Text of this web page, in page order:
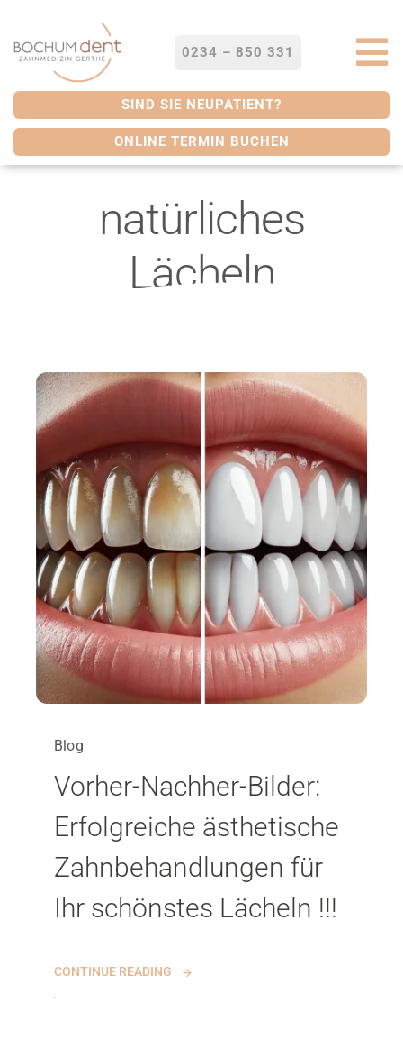
springen
0234 – 850 331
STARTSEITE
LEISTUNGEN
SERVICES
ÜBER UNS
KONTAKT
SIND SIE NEUPATIENT?
ONLINE TERMIN BUCHEN
natürliches
Lächeln
Blog
Vorher-Nachher-Bilder:
Erfolgreiche ästhetische
Zahnbehandlungen für
Ihr schönstes Lächeln !!!
CONTINUE READING